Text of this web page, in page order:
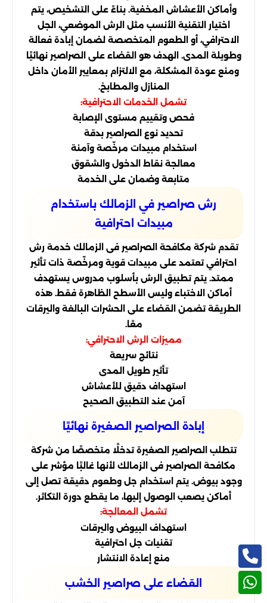
وأماكن الأعشاش المخفية. بناءً على التشخيص، يتم
اختيار التقنية الأنسب مثل الرش الموضعي، الجل
الاحترافي، أو الطعوم المتخصصة لضمان إبادة فعالة
وطويلة المدى. الهدف هو القضاء على الصراصير نهائيًا
ومنع عودة المشكلة، مع الالتزام بمعايير الأمان داخل
المنازل والمطابخ.
تشمل الخدمات الاحترافية:
فحص وتقييم مستوى الإصابة
تحديد نوع الصراصير بدقة
استخدام مبيدات مرخّصة وآمنة
معالجة نقاط الدخول والشقوق
متابعة وضمان على الخدمة
رش صراصير في الزمالك باستخدام
مبيدات احترافية
تقدم شركة مكافحة الصراصير فى الزمالك خدمة رش
احترافي تعتمد على مبيدات قوية ومرخّصة ذات تأثير
ممتد. يتم تطبيق الرش بأسلوب مدروس يستهدف
أماكن الاختباء وليس الأسطح الظاهرة فقط. هذه
الطريقة تضمن القضاء على الحشرات البالغة واليرقات
معًا.
مميزات الرش الاحترافي:
نتائج سريعة
تأثير طويل المدى
استهداف دقيق للأعشاش
آمن عند التطبيق الصحيح
إبادة الصراصير الصغيرة نهائيًا
تتطلب الصراصير الصغيرة تدخلًا متخصصًا من شركة
مكافحة الصراصير فى الزمالك لأنها غالبًا مؤشر على
وجود بيوض. يتم استخدام جل وطعوم دقيقة تصل إلى
أماكن يصعب الوصول إليها، ما يقطع دورة التكاثر.
تشمل المعالجة:
استهداف البيوض واليرقات
تقنيات جل احترافية
منع إعادة الانتشار
القضاء على صراصير الخشب